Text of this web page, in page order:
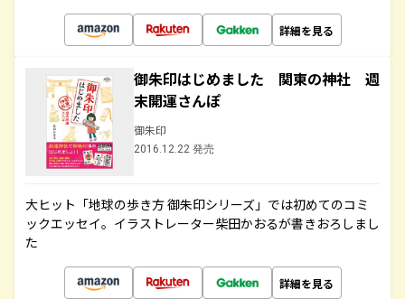
詳細を見る
御朱印はじめました 関東の神社 週
末開運さんぽ
御朱印
2016.12.22 発売
大ヒット「地球の歩き方 御朱印シリーズ」では初めてのコミ
ックエッセイ。イラストレーター柴田かおるが書きおろしまし
た
詳細を見る